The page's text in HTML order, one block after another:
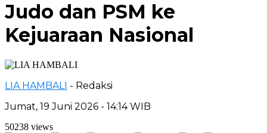
Judo dan PSM ke
Kejuaraan Nasional
LIA HAMBALI - Redaksi
Jumat, 19 Juni 2026 - 14:14 WIB
50238 views